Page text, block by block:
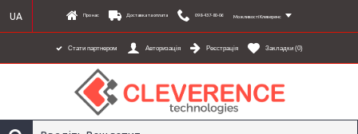
Про нас Доставка та оплата 098-437-80-06 Можливості Клеверенс
UA
Стати партнером Авторизація Реєстрація Закладки (0)